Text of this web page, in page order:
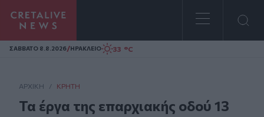
Homepage
ΣAΒΒΑΤΟ 8.8.2026/ΗΡΑΚΛΕΙΟ 33 °C
ΑΡΧΙΚΗ / ΚΡΉΤΗ
Τα έργα της επαρχιακής οδού 13